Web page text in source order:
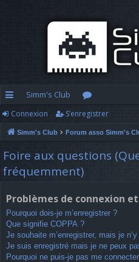
cc
ès
ra
pi
d
e
Simm's Club
or
u
m
s
Connexion S’enregistrer
Simm's Club Forum asso Simm's
Foire aux questions
fréquemment)
Problèmes de connexion
Pourquoi dois-je m’enregistrer ?
Que signifie COPPA ?
Je souhaite m’enregistrer, mais je
Je suis enregistré mais je ne peux
Pourquoi ne puis-je pas me